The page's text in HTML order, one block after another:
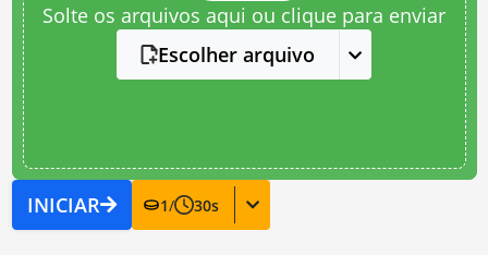
Solte os arquivos aqui ou clique para enviar
Escolher arquivo
INICIAR 1/ 30s